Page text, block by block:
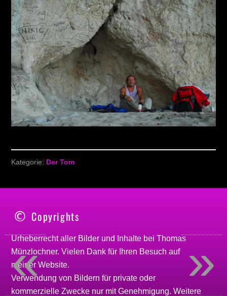
Kategorie: Der Tom
Copyrights
Urheberrecht aller Bilder und Inhalte beiThomas
Münzlochner. Vielen Dank für Ihren Besuch auf
meinerWebsite.
Verwendung von Bildern für private oder
kommerzielle Zwecke nur mit Genehmigung.Weitere
»
«